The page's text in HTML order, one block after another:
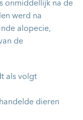
onmiddellijk na de
werd na
alopecie,
de
als volgt
dieren